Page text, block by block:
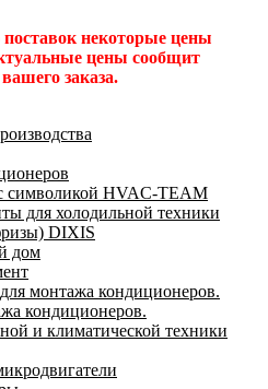
поставок некоторые цены
цены сообщит
заказа.
символикой HVAC-TEAM
для холодильной техники
DIXIS
дом
монтажа кондиционеров.
кондиционеров.
и климатической техники